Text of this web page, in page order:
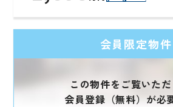
会員限定物件
この物件をご覧いた
会員登録（無料）が必